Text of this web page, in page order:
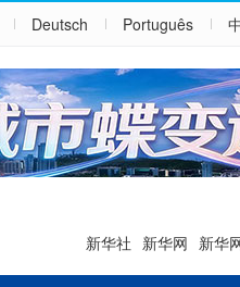
Deutsch Português
新华社 新华网 新华